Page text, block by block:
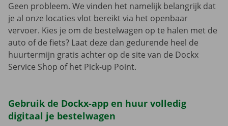
Geen probleem. We vinden het namelijk belangrijk dat
je al onze locaties vlot bereikt via het openbaar
vervoer. Kies je om de bestelwagen op te halen met de
auto of de fiets? Laat deze dan gedurende heel de
huurtermijn gratis achter op de site van de Dockx
Service Shop of het Pick-up Point.
Gebruik de Dockx-app en huur volledig
digitaal je bestelwagen